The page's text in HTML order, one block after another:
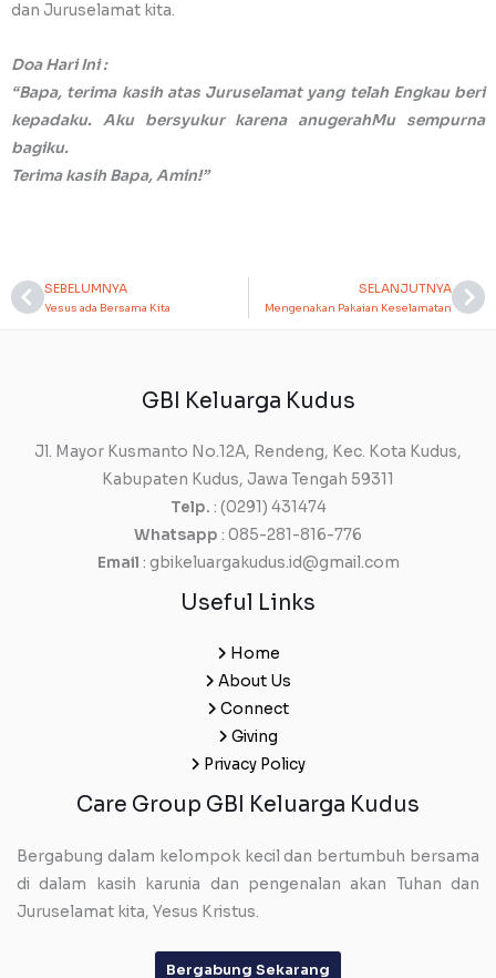
dan Juruselamat kita.
Doa Hari Ini :
“Bapa, terima kasih atas Juruselamat yang telah Engkau beri
kepadaku. Aku bersyukur karena anugerahMu sempurna
bagiku.
Terima kasih Bapa, Amin!”
Prev
SEBELUMNYA
Yesus ada Bersama Kita
SELANJUTNYA
Mengenakan Pakaian Keselamatan
GBI Keluarga Kudus
Jl. Mayor Kusmanto No.12A, Rendeng, Kec. Kota Kudus,
Kabupaten Kudus, Jawa Tengah 59311
Telp. : (0291) 431474
Whatsapp : 085-281-816-776
Email : gbikeluargakudus.id@gmail.com
Useful Links
Home
About Us
Connect
Giving
Privacy Policy
Care Group GBI Keluarga Kudus
Bergabung dalam kelompok kecil dan bertumbuh bersama
di dalam kasih karunia dan pengenalan akan Tuhan dan
Juruselamat kita, Yesus Kristus.
Bergabung Sekarang